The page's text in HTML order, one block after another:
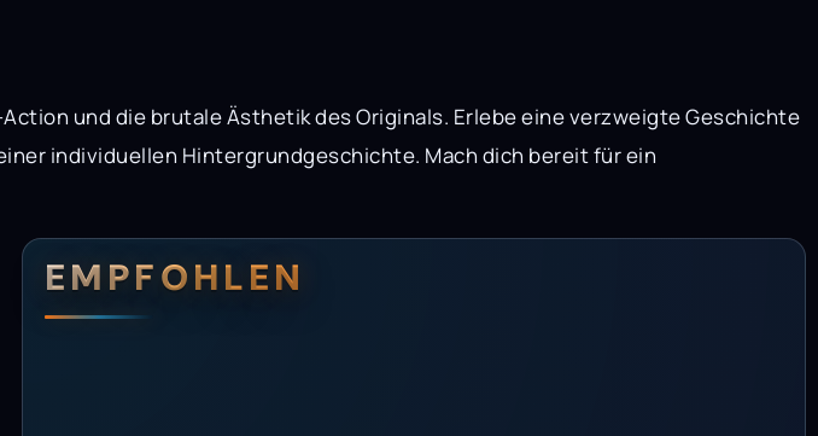
und die brutale Ästhetik des Originals. Erlebe eine verzweigte Geschichte
individuellen Hintergrundgeschichte. Mach dich bereit für ein
EMPFOHLEN